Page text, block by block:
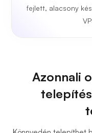
fejlett, alacsony
Azonnali